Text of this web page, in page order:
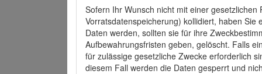
Sofern Ihr Wunsch nicht mit einer
Vorratsdatenspeicherung) kollidiert, haben
Daten werden, sollten sie für ihre
Aufbewahrungsfristen geben, gelöscht. Falls
für zulässige gesetzliche Zwecke erforderlich
diesem Fall werden die Daten gesperrt und